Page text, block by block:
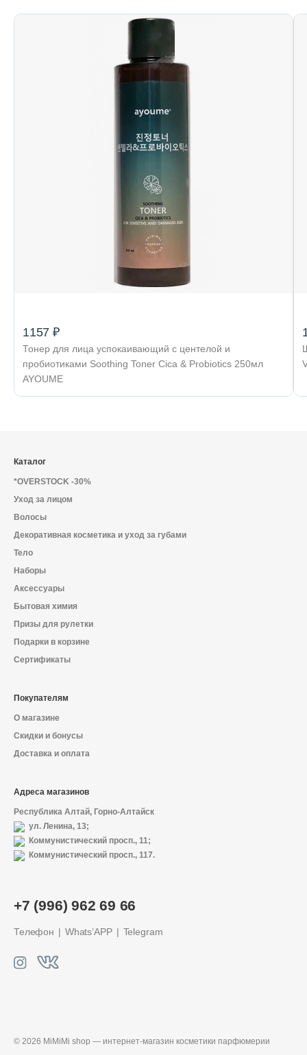
1157 ₽
Тонер для лица успокаивающий с центелой и
пробиотиками Soothing Toner Cica & Probiotics 250мл
AYOUME
+7 (996) 962 69 66
Телефон Whats’APP Telegram
Каталог
*OVERSTOCK -30%
Уход за лицом
Волосы
Декоративная косметика и уход за губами
Тело
Наборы
Аксессуары
Бытовая химия
Призы для рулетки
Подарки в корзине
Сертификаты
Покупателям
О магазине
Скидки и бонусы
Доставка и оплата
Адреса магазинов
Республика Алтай, Горно-Алтайск
ул. Ленина, 13;
Коммунистический просп., 11;
Коммунистический просп., 117.
© 2026 MiMiMi shop — интернет-магазин косметики парфюмерии